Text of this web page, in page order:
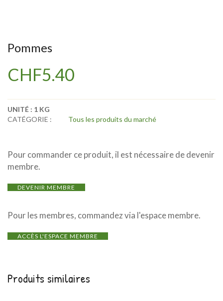
Pommes
CHF5.40
UNITÉ : 1 KG
CATÉGORIE :
Tous les produits du marché
Pour commander ce produit, il est nécessaire de devenir
membre.
DEVENIR MEMBRE
Pour les membres, commandez via l'espace membre.
ACCÈS L'ESPACE MEMBRE
Produits similaires